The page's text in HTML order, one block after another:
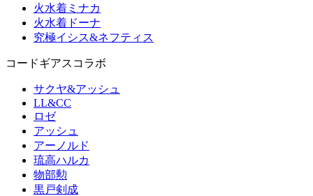
火水着ミナカ
火水着ドーナ
究極イシス&ネフティス
コードギアスコラボ
サクヤ&アッシュ
LL&CC
ロゼ
アッシュ
アーノルド
琉高ハルカ
物部勲
黒戸剣成